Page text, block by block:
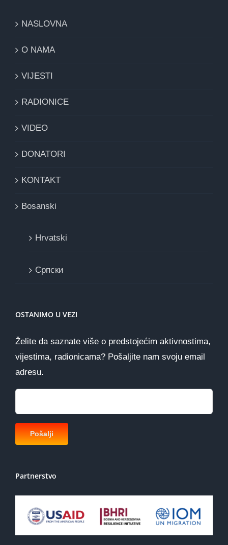
NASLOVNA
O NAMA
VIJESTI
RADIONICE
VIDEO
DONATORI
KONTAKT
Bosanski
Hrvatski
Cрпски
OSTANIMO U VEZI
Želite da saznate više o predstojećim aktivnostima,
vijestima, radionicama? Pošaljite nam svoju email
adresu.
Partnerstvo